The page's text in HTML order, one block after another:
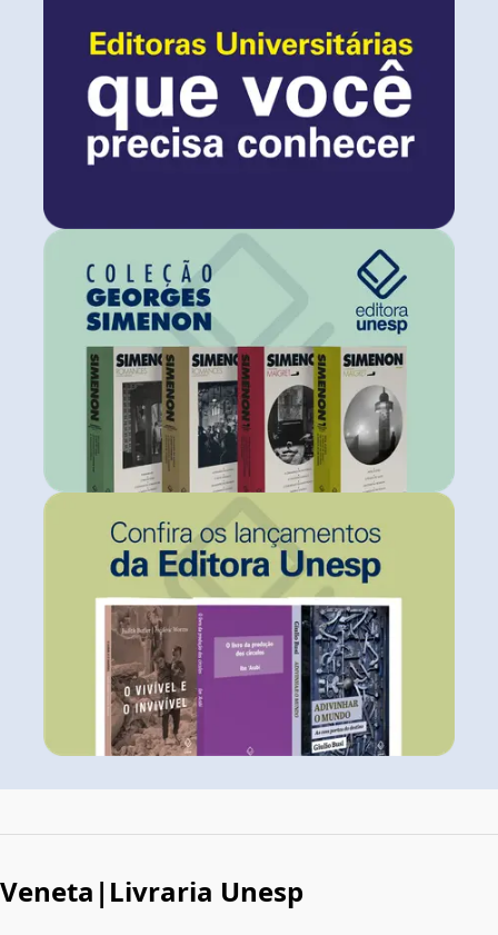
Veneta|Livraria Unesp